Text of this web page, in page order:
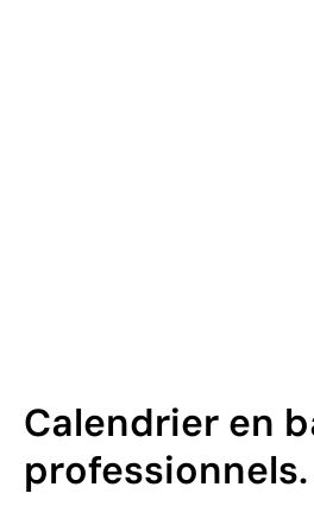
Calendrier en
professionnels.